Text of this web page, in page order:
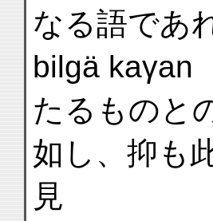
なる語であ
bilgä kaγan
たるものと
如し、抑も
見